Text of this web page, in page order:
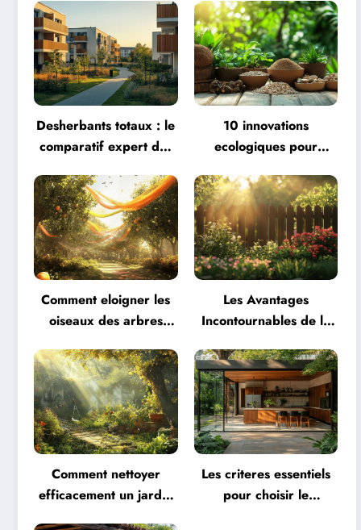
Desherbants totaux : le
comparatif expert des
professionnelles 2025
10 innovations
ecologiques pour
d’argile dans vos pots
Comment eloigner les
oiseaux des arbres
efficaces et
respectueuses
Les Avantages
Incontournables de la
Merlin : Solutions
d’Entretien pour une
Protection Durable
Comment nettoyer
efficacement un jardin
Les criteres essentiels
pour choisir le